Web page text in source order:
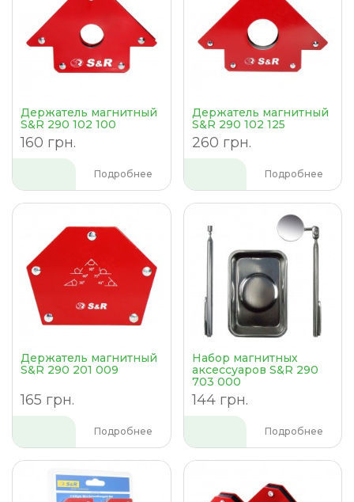
Держатель магнитный
S&R 290 102 100
160 грн.
Подробнее
Держатель магнитный
S&R 290 102 125
260 грн.
Подробнее
Держатель магнитный
S&R 290 201 009
165 грн.
Подробнее
Набор магнитных
аксессуаров S&R 290
703 000
144 грн.
Подробнее